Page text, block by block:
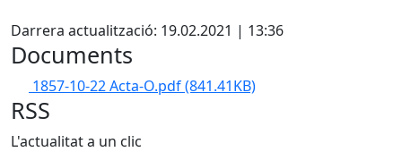
Darrera actualització: 19.02.2021 | 13:36
Documents
1857-10-22 Acta-O.pdf(841.41KB)
RSS
L'actualitat a un clic